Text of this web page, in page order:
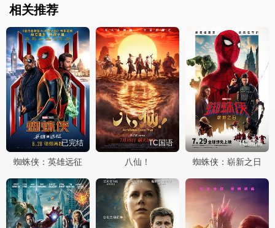
相关推荐
已完结
蜘蛛侠：英雄远征
TC国语
八仙！
TC高清
蜘蛛侠：崭新之日